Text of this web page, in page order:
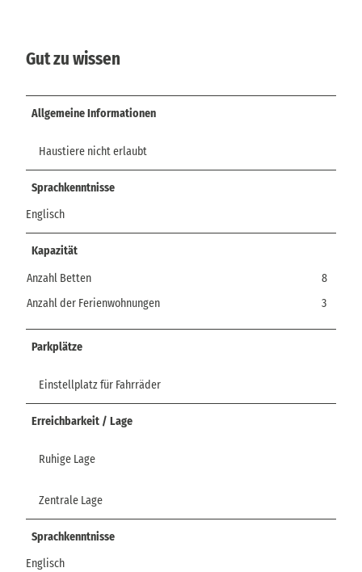
Gut zu wissen
Allgemeine Informationen
Haustiere nicht erlaubt
Sprachkenntnisse
Englisch
Kapazität
Anzahl Betten
8
Anzahl der Ferienwohnungen
3
Parkplätze
Einstellplatz für Fahrräder
Erreichbarkeit / Lage
Ruhige Lage
Zentrale Lage
Sprachkenntnisse
Englisch